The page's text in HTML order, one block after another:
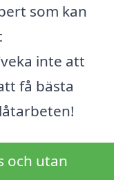
som kan
inte att
få bästa
och utan